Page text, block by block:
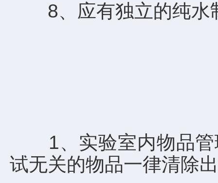
8、应有独立的纯水
1、实验室内物品管
试无关的物品一律清除